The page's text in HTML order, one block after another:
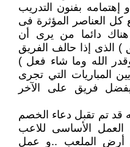
بفنون التدريب
كل العناصر المؤثرة فى
هناك دائما من يرى أن
) الذى إذا حالف الفريق
الله وما شاء فعل )
المباريات التي تجرى
فريق على الآخر
قد تم تقبل دعاء الخصم
العمل الأساسى للاعب
أرض الملعب ..و عمل